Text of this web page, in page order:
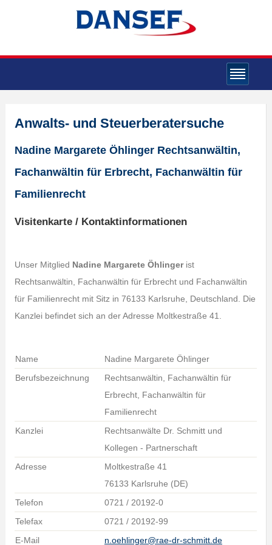
Anwalts- und Steuerberatersuche
Nadine Margarete Öhlinger Rechtsanwältin,
Fachanwältin für Erbrecht, Fachanwältin für
Familienrecht
Visitenkarte / Kontaktinformationen
Unser Mitglied Nadine Margarete Öhlingerist
Rechtsanwältin, Fachanwältin für Erbrecht und Fachanwältin
für Familienrecht mit Sitz in 76133 Karlsruhe, Deutschland. Die
Kanzlei befindet sich an der Adresse Moltkestraße 41.
Name
Nadine Margarete Öhlinger
Berufsbezeichnung
Rechtsanwältin, Fachanwältin für
Erbrecht, Fachanwältin für
Familienrecht
Kanzlei
Rechtsanwälte Dr. Schmitt und
Kollegen - Partnerschaft
Adresse
Moltkestraße 41
76133 Karlsruhe (DE)
Telefon
0721 / 20192-0
Telefax
0721 / 20192-99
E-Mail
n.oehlinger@rae-dr-schmitt.de